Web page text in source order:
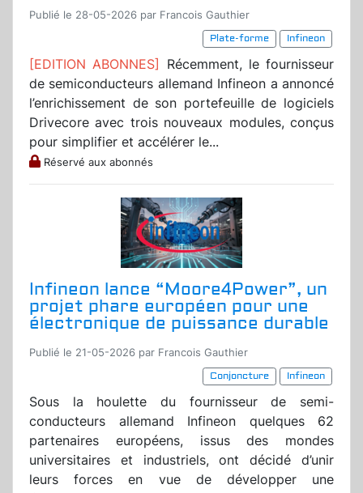
Publié le 28-05-2026 par Francois Gauthier
Plate-forme
Infineon
[EDITION ABONNES] Récemment, le fournisseur
de semiconducteurs allemand Infineon a annoncé
l’enrichissement de son portefeuille de logiciels
Drivecore avec trois nouveaux modules, conçus
pour simplifier et accélérer le...
Réservé aux abonnés
Infineon lance “Moore4Power”, un
projet phare européen pour une
électronique de puissance durable
Publié le 21-05-2026 par Francois Gauthier
Conjoncture
Infineon
Sous la houlette du fournisseur de semi-
conducteurs allemand Infineon quelques 62
partenaires européens, issus des mondes
universitaires et industriels, ont décidé d’unir
leurs forces en vue de développer une